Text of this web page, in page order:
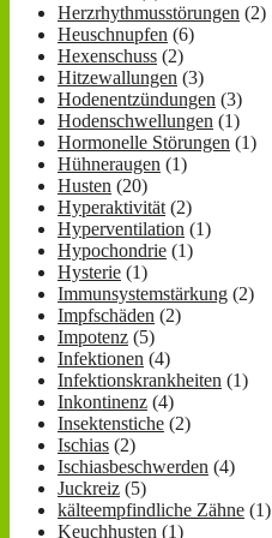
Herzrhythmusstörungen (2)
Heuschnupfen (6)
Hexenschuss (2)
Hitzewallungen (3)
Hodenentzündungen (3)
Hodenschwellungen (1)
Hormonelle Störungen (1)
Hühneraugen (1)
Husten (20)
Hyperaktivität (2)
Hyperventilation (1)
Hypochondrie (1)
Hysterie (1)
Immunsystemstärkung (2)
Impfschäden (2)
Impotenz (5)
Infektionen (4)
Infektionskrankheiten (1)
Inkontinenz (4)
Insektenstiche (2)
Ischias (2)
Ischiasbeschwerden (4)
Juckreiz (5)
kälteempfindliche Zähne (1)
Keuchhusten (1)